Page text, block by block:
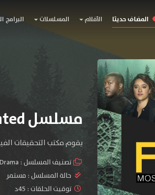
المضاف حديثا الأفلام المسلسلات البرامج
مسلسل FBI: Most Wanted الموسم الخامس
يقوم مكتب التحقيقات
تصنيف المسلسل : Drama
حالة المسلسل : مستمر
توقيت الحلقات : 45د